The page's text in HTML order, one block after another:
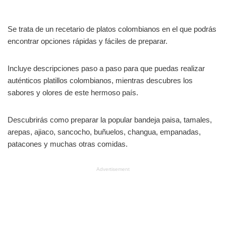
Se trata de un recetario de platos colombianos en el que podrás
encontrar opciones rápidas y fáciles de preparar.
Incluye descripciones paso a paso para que puedas realizar
auténticos platillos colombianos, mientras descubres los
sabores y olores de este hermoso país.
Descubrirás como preparar la popular bandeja paisa, tamales,
arepas, ajiaco, sancocho, buñuelos, changua, empanadas,
patacones y muchas otras comidas.
Advertisement